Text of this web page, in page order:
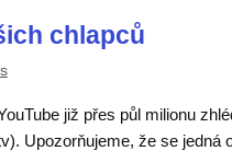
chlapců
již přes půl milionu
Upozorňujeme, že se jedná